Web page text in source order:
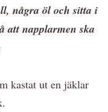
några öl och sitta i
att napplarmen ska
kastat ut en jäklar